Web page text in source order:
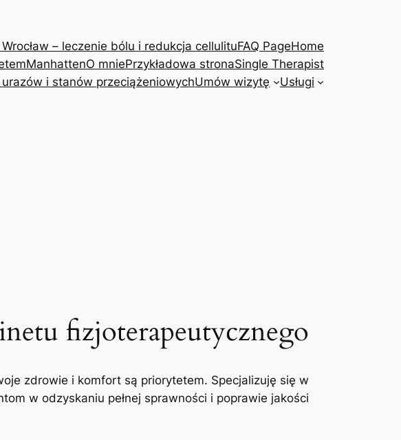
– leczenie bólu i redukcja cellulituFAQ PageHome
ManhattenO mniePrzykładowa stronaSingle Therapist
i stanów przeciążeniowychUmów wizytę Usługi
fizjoterapeutycznego
zdrowie i komfort są priorytetem. Specjalizuję się w
w odzyskaniu pełnej sprawności i poprawie jakości